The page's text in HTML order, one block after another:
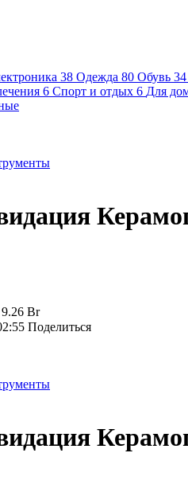
38 Одежда 80 Обувь 34
6 Спорт и отдых 6 Для
9.26 Br
Поделиться